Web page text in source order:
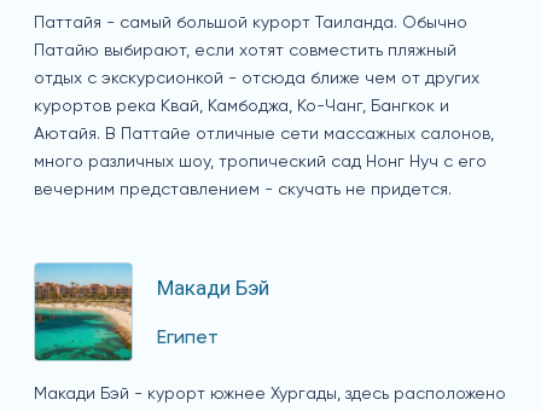
Паттайя - самый большой курорт Таиланда. Обычно
Патайю выбирают, если хотят совместить пляжный
отдых с экскурсионкой - отсюда ближе чем от других
курортов река Квай, Камбоджа, Ко-Чанг, Бангкок и
Аютайя. В Паттайе отличные сети массажных салонов,
много различных шоу, тропический сад Нонг Нуч с его
вечерним представлением - скучать не придется.
Макади Бэй
Египет
Макади Бэй - курорт южнее Хургады, здесь расположено